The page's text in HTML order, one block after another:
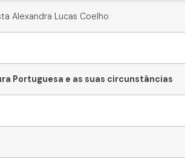
Alexandra Lucas Coelho
Portuguesa e as suas circunstâncias